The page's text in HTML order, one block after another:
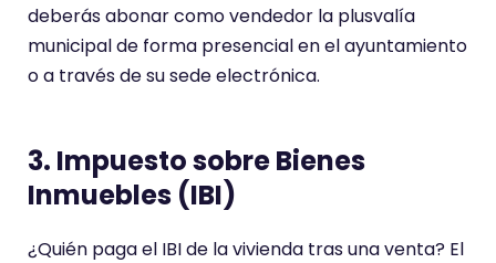
deberás abonar como vendedor la plusvalía
municipal de forma presencial en el ayuntamiento
o a través de su sede electrónica.
3. Impuesto sobre Bienes
Inmuebles (IBI)
¿Quién paga el IBI de la vivienda tras una venta? El